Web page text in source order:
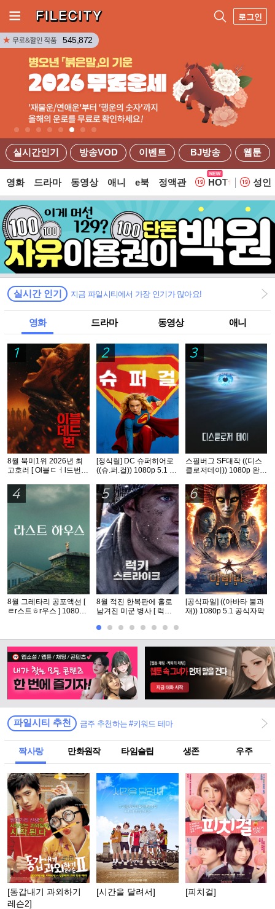
로그인
실시간인기 방송VOD 이벤트 BJ방송 웹툰
545,872
영화 드라마 동영상 애니 e북 정액관 HOT 웹
성인
실시간 인기 지금 파일시티에서 가장 인기가 많아요!
영화 드라마 동영상 애니
1
8월 북미1위 2026년 최
고호러 [ Ol블ㄷㅓl드번 ]
2
[정식릴] DC 슈퍼히어로
((슈.퍼.걸)) 1080p 5.1 공
3
스필버그 SF대작 ((디스
클로저데이)) 1080p 완벽
4
8월 그레타리 공포액션 [
ㄹr스트ㅎr우스 ] 1080p
5
8월 적진 한복판에 홀로
남겨진 미군 병사 [ 럭키
완벽자막
6
[공식파일] ((아바타 불과
재)) 1080p 5.1 공식자막
파일시티 추천 금주 추천하는 #키워드 테마
짝사랑 만화원작 타임슬립 생존 우주
[동갑내기 과외하기
레슨2]
[시간을 달려서] [피치걸]